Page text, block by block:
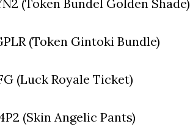
(Token Bundel Golden Shade)
(Token Gintoki Bundle)
(Luck Royale Ticket)
(Skin Angelic Pants)